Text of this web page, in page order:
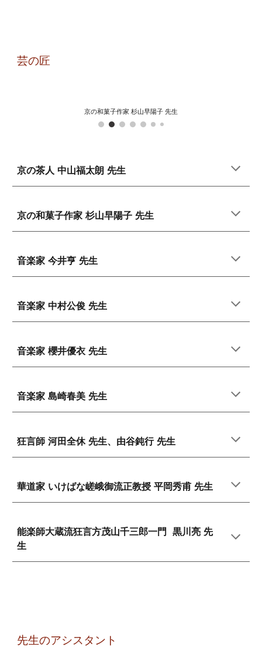
芸の匠
京の和菓子作家 杉山早陽子 先生
京の茶人 中山福太朗 先生
京の和菓子作家 杉山早陽子 先生
音楽家 今井亨 先生
音楽家 中村公俊 先生
音楽家櫻井優衣 先生
音楽家島崎春美 先生
狂言師 河田全休 先生、由谷鈍行 先生
華道家 いけばな嵯峨御流正教授 平岡秀甫 先生
能楽師大蔵流狂言方茂山千三郎一門
黒川亮 先
生
先生のアシスタント